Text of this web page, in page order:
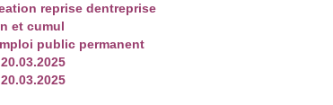
reprise dentreprise
et cumul
public permanent